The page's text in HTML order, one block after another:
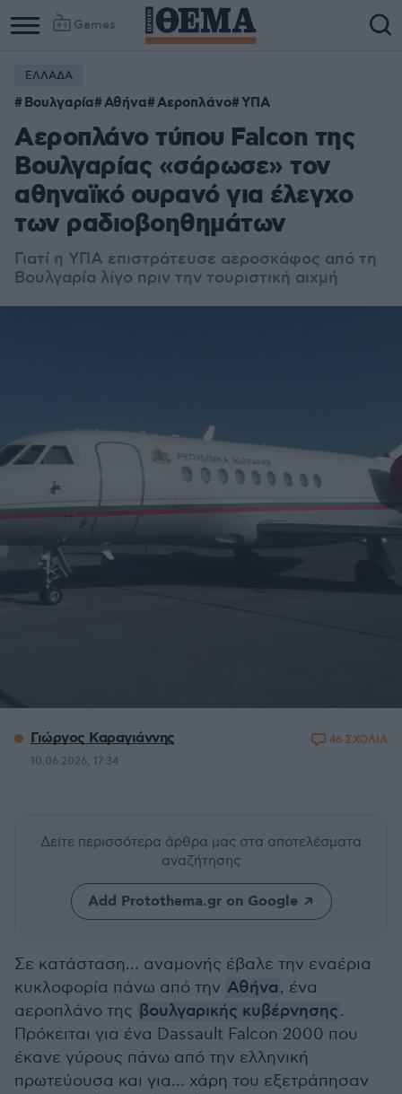
Games
ΕΛΛΑΔΑ
Βουλγαρία Αθήνα Αεροπλάνο ΥΠΑ
Αεροπλάνο τύπου Falcon της
Βουλγαρίας «σάρωσε» τον
αθηναϊκό ουρανό για έλεγχο
των ραδιοβοηθημάτων
Γιατί η ΥΠΑ επιστράτευσε αεροσκάφος από τη
Βουλγαρία λίγο πριν την τουριστική αιχμή
Γιώργος Καραγιάννης
10.06.2026, 17:34
46 ΣΧΟΛΙΑ
Δείτε περισσότερα άρθρα μας στα αποτελέσματα
αναζήτησης
Add Protothema.gr on Google
Σε κατάσταση… αναμονής έβαλε την εναέρια
κυκλοφορία πάνω από την Αθήνα, ένα
αεροπλάνο της βουλγαρικής κυβέρνησης.
Πρόκειται για ένα Dassault Falcon 2000 που
έκανε γύρους πάνω από την ελληνική
πρωτεύουσα και για… χάρη του εξετράπησαν